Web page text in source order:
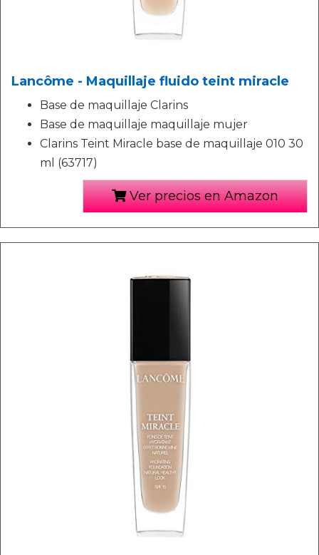
Lancôme - Maquillaje fluido teint miracle
Base de maquillaje Clarins
Base de maquillaje maquillaje mujer
Clarins Teint Miracle base de maquillaje 010 30
ml (63717)
Ver precios en Amazon